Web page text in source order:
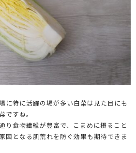
に特に活躍の場が多い白菜は見た目にも
ですね。
り食物繊維が豊富で、こまめに摂ること
因となる肌荒れを防ぐ効果も期待できま